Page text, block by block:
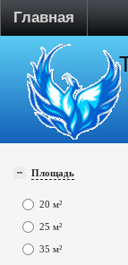
Главная
Площадь
20 м²
25 м²
35 м²